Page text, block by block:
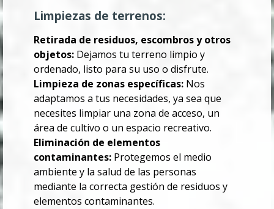
Limpiezas de terrenos:
Retirada de residuos, escombros y otros
objetos: Dejamos tu terreno limpio y
ordenado, listo para su uso o disfrute.
Limpieza de zonas específicas: Nos
adaptamos a tus necesidades, ya sea que
necesites limpiar una zona de acceso, un
área de cultivo o un espacio recreativo.
Eliminación de elementos
contaminantes: Protegemos el medio
ambiente y la salud de las personas
mediante la correcta gestión de residuos y
elementos contaminantes.